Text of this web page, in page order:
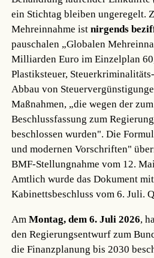
ein Stichtag bleiben ungeregelt.
Mehreinnahme istnirgends
pauschalen „Globalen
Milliarden Euro im Einzelplan
Plastiksteuer,
Abbau von
Maßnahmen, „die wegen der
Beschlussfassung zum
beschlossen wurden". Die
und modernen Vorschriften"
BMF-Stellungnahme vom 12.
Amtlich wurde das Dokument
Kabinettsbeschluss vom 6. Juli.
AmMontag, dem 6. Juli 2026,
den Regierungsentwurf zum
die Finanzplanung bis 2030